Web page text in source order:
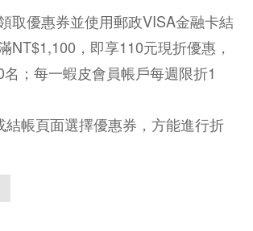
分
取優惠券並使用郵政VISA金融卡結
NT$1,100，即享110元現折優惠，
；每一蝦皮會員帳戶每週限折1
結帳頁面選擇優惠券，方能進行折